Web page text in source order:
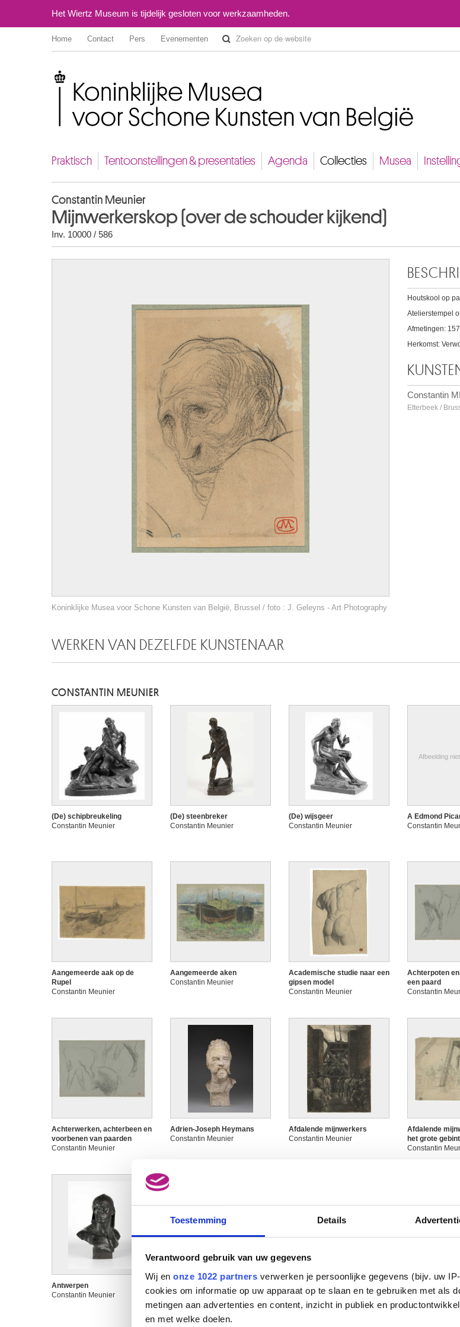
Toestemming Details
Verantwoord gebruik van uw gegevens
Wij en onze 1022 partners verwerken je persoonlijke gegevens (bijv. uw
cookies om informatie op uw apparaat op te slaan en te gebruiken met als
metingen aan advertenties en content, inzicht in publiek en
en met welke doelen.
Het Wiertz Museum is tijdelijk gesloten voor werkzaamheden.
Home Contact Pers Evenementen
Praktisch Tentoonstellingen & presentaties Agenda Collecties Musea
Constantin Meunier
Mijnwerkerskop (over de schouder kijkend)
Inv. 10000 / 586
Koninklijke Musea voor Schone Kunsten van België, Brussel / foto : J. Geleyns - Art Photography
Houtskool op
Atelierstempel
Afmetingen:
Herkomst:
Constantin
Etterbeek /
WERKEN VAN DEZELFDE KUNSTENAAR
CONSTANTIN MEUNIER
(De) schipbreukeling
Constantin Meunier
(De) steenbreker
Constantin Meunier
(De) wijsgeer
Constantin Meunier
Afbeelding
A Edmond
Constantin
Aangemeerde aak op de
Rupel
Constantin Meunier
Aangemeerde aken
Constantin Meunier
Academische studie naar een
gipsen model
Constantin Meunier
Achterpoten
een paard
Constantin
Achterwerken, achterbeen en
voorbenen van paarden
Constantin Meunier
Adrien-Joseph Heymans
Constantin Meunier
Afdalende mijnwerkers
Constantin Meunier
Afdalende
het grote
Constantin
Antwerpen
Constantin Meunier
Antwerpen
Constantin Meunier
Arbeider - De oven
Constantin Meunier
Arbeider aan
oven
Constantin